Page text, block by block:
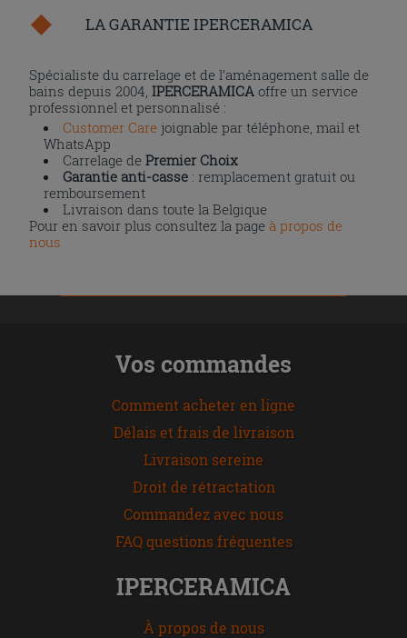
LA GARANTIE IPERCERAMICA
Spécialiste du carrelage et de l’aménagement salle de
bains depuis 2004,IPERCERAMICA offre un service
professionnel et personnalisé :
Customer Care joignable par téléphone, mail et
WhatsApp
Carrelage dePremier Choix
Garantie anti-casse : remplacement gratuit ou
remboursement
Livraison dans toute la Belgique
Pour en savoir plus consultez la page à propos de
nous
Vos commandes
Comment acheter en ligne
Délais et frais de livraison
Livraison sereine
Droit de rétractation
Commandez avec nous
FAQ questions fréquentes
IPERCERAMICA
À propos de nous